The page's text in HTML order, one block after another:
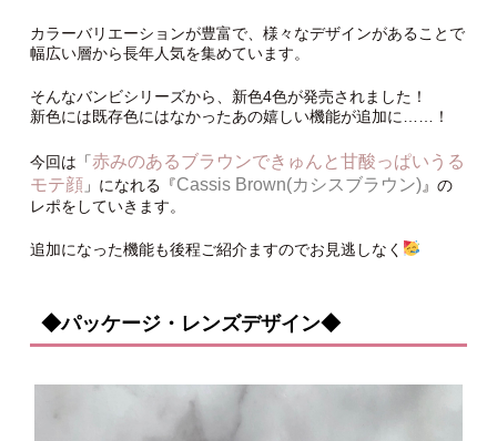
カラーバリエーションが豊富で、様々なデザインがあることで
幅広い層から長年人気を集めています。
そんなバンビシリーズから、新色4色が発売されました！
新色には既存色にはなかったあの嬉しい機能が追加に……！
今回は「赤みのあるブラウンできゅんと甘酸っぱいうる
モテ顔 」になれる『Cassis Brown(カシスブラウン)』の
レポをしていきます。
追加になった機能も後程ご紹介ますのでお見逃しなく
◆パッケージ・レンズデザイン◆